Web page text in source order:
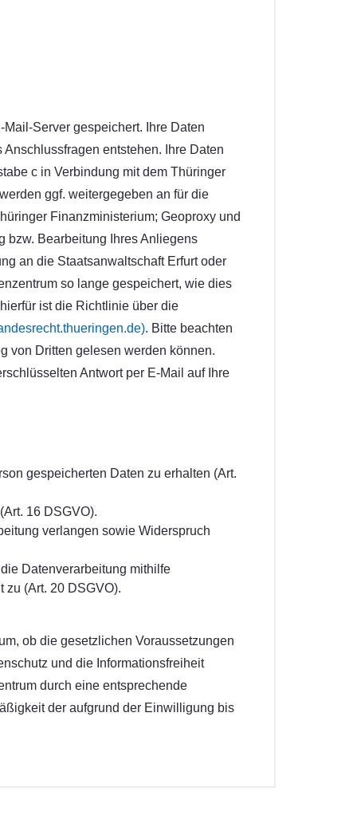
Server gespeichert. Ihre Daten
entstehen. Ihre Daten
c in Verbindung mit dem Thüringer
ggf. weitergegeben an für die
Finanzministerium; Geoproxy und
bzw. Bearbeitung Ihres Anliegens
an die Staatsanwaltschaft Erfurt oder
so lange gespeichert, wie dies
ist die Richtlinie über die
. Bitte beachten
von Dritten gelesen werden können.
Antwort per E-Mail auf Ihre
gespeicherten Daten zu erhalten (Art.
16 DSGVO).
verlangen sowie Widerspruch
Datenverarbeitung mithilfe
zu (Art. 20 DSGVO).
ob die gesetzlichen Voraussetzungen
und die Informationsfreiheit
durch eine entsprechende
der aufgrund der Einwilligung bis